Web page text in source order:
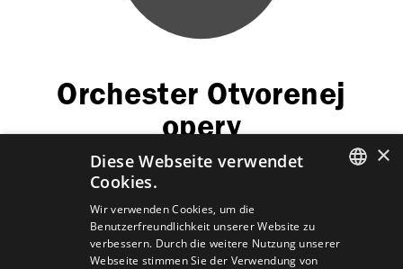
Orchester Otvorenej
opery
Predstavenia GERMAN
×
Diese Webseite verwendet
Cookies.
Wir verwenden Cookies, um die
Benutzerfreundlichkeit unserer Website zu
verbessern. Durch die weitere Nutzung unserer
Webseite stimmen Sie der Verwendung von